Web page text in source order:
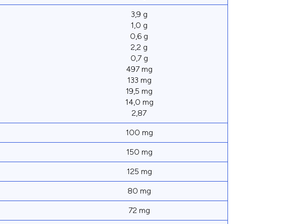
3,9 g
1,0 g
0,6 g
2,2 g
0,7 g
497 mg
133 mg
19,5 mg
14,0 mg
2,87
100 mg
150 mg
125 mg
80 mg
72 mg